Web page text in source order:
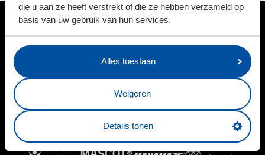
die u aan ze heeft verstrekt of die ze hebben verzameld op
basis van uw gebruik van hun services.
Alles toestaan
Weigeren
Details tonen
HOOFDSPONSOR
BUSINESSPARTNERS